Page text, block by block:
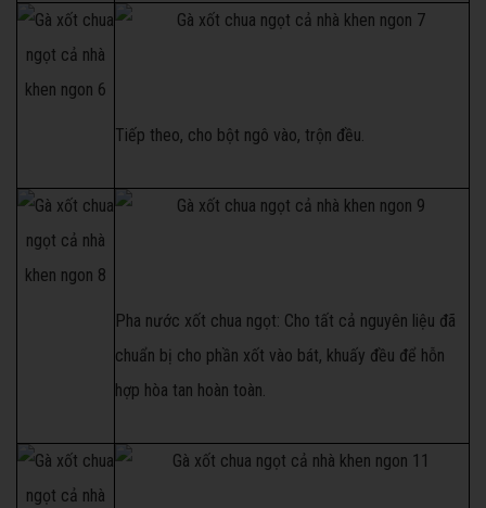
Tiếp theo, cho bột ngô vào, trộn đều.
Pha nước xốt chua ngọt: Cho tất cả nguyên liệu đã
chuẩn bị cho phần xốt vào bát, khuấy đều để hỗn
hợp hòa tan hoàn toàn.